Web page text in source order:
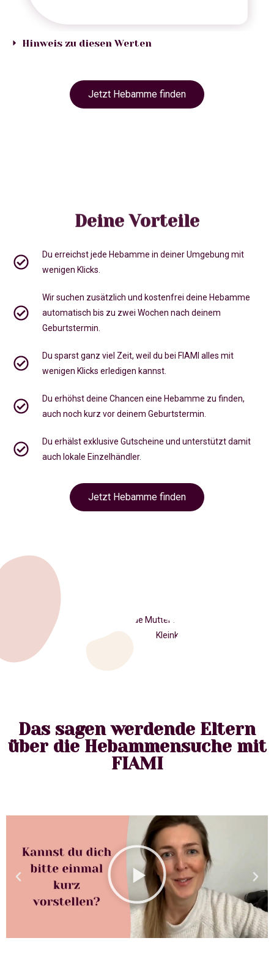
Hinweis zu diesen Werten
Jetzt Hebamme finden
Deine Vorteile
Du erreichst jede Hebamme in deiner Umgebung mit
wenigen Klicks.
Wir suchen zusätzlich und kostenfrei deine Hebamme
automatisch bis zu zwei Wochen nach deinem
Geburtstermin.
Du sparst ganz viel Zeit, weil du bei FIAMI alles mit
wenigen Klicks erledigen kannst.
Du erhöhst deine Chancen eine Hebamme zu finden,
auch noch kurz vor deinem Geburtstermin
Du erhälst exklusive Gutscheine und unterstützt damit
auch lokale Einzelhändler.
Jetzt Hebamme finden
Das sagen werdende Eltern
über die Hebammensuche mit
FIAMI